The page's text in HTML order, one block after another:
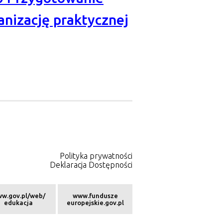
praktycznej
Polityka prywatności
Deklaracja Dostępności
web/
edukacja
www.fundusze
europejskie.gov.pl